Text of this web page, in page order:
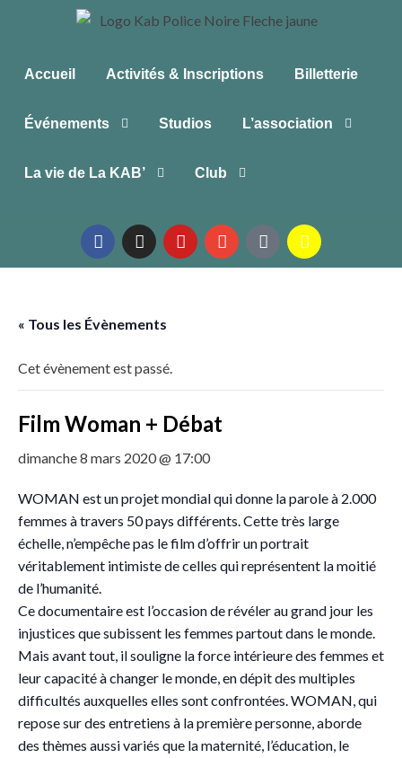
Accueil Activités & Inscriptions Billetterie
Événements Studios L’association
La vie de La KAB’ Club
« Tous les Évènements
Cet évènement est passé.
Film Woman + Débat
dimanche 8 mars 2020 @ 17:00
WOMAN est un projet mondial qui donne la parole à 2.000
femmes à travers 50 pays différents. Cette très large
échelle, n’empêche pas le film d’offrir un portrait
véritablement intimiste de celles qui représentent la moitié
de l’humanité.
Ce documentaire est l’occasion de révéler au grand jour les
injustices que subissent les femmes partout dans le monde.
Mais avant tout, il souligne la force intérieure des femmes et
leur capacité à changer le monde, en dépit des multiples
difficultés auxquelles elles sont confrontées. WOMAN, qui
repose sur des entretiens à la première personne, aborde
des thèmes aussi variés que la maternité, l’éducation, le